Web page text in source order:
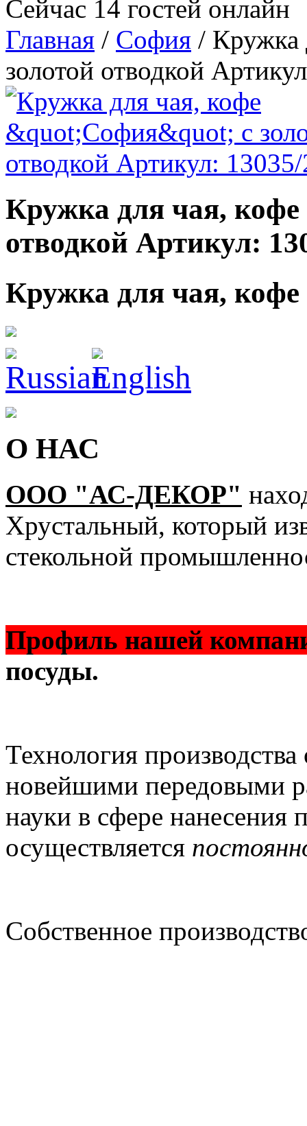
Сейчас 14 гостей онлайн
Главная / София / Кружка
золотой отводкой
Кружка для чая,
отводкой Артикул:
Кружка для чая,
О НАС
ООО "АС-ДЕКОР"
Хрустальный, который
стекольной
Профиль нашей
посуды.
Технология производства
новейшими передовыми
науки в сфере нанесения
осуществляется
Собственное